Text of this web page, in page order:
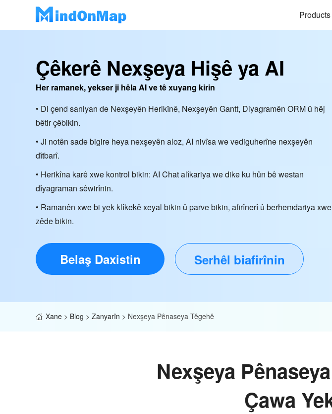
Products
Çêkerê Nexşeya Hişê ya AI
Her ramanek, yekser ji hêla AI ve tê xuyang kirin
• Di çend saniyan de Nexşeyên Herikînê, Nexşeyên Gantt, Diyagramên ORM û hêj
bêtir çêbikin.
• Ji notên sade bigire heya nexşeyên aloz, AI nivîsa we vediguherîne nexşeyên
dîtbarî.
• Herikîna karê xwe kontrol bikin: AI Chat alîkariya we dike ku hûn bê westan
dîyagraman sêwirînin.
• Ramanên xwe bi yek klîkekê xeyal bikin û parve bikin, afirînerî û berhemdariya xwe
zêde bikin.
Belaş Daxistin Serhêl biafirînin
Xane > Blog > Zanyarîn > Nexşeya Pênaseya Têgehê
Nexşeya
Çawa